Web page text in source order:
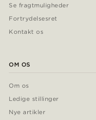
Se fragtmuligheder
Fortrydelsesret
Kontakt os
OM OS
Om os
Ledige stillinger
Nye artikler